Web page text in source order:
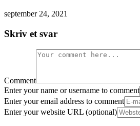
september 24, 2021
Skriv et svar
Comment
Enter your name or username to comment
Enter your email address to comment
Enter your website URL (optional)